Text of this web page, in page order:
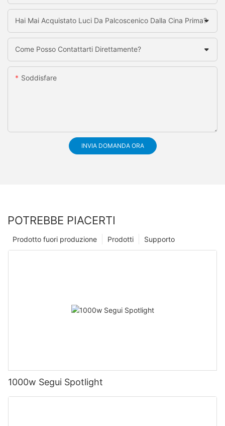
Hai Mai Acquistato Luci Da Palcoscenico Dalla Cina Prima?
Come Posso Contattarti Direttamente?
Soddisfare
INVIA DOMANDA ORA
POTREBBE PIACERTI
Supporto
Prodotti
Prodotto fuori produzione
1000w Segui Spotlight